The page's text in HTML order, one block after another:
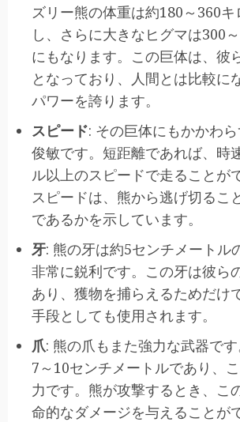
ズリー熊の体重は約180～360キ
し、さらに大きなヒグマは300
にもなります。この巨体は、彼
となっており、人間とは比較に
パワーを誇ります。
スピード: その巨体にもかかわ
俊敏です。短距離であれば、時
ル以上のスピードで走ることが
スピードは、熊から逃げ切るこ
であるかを示しています。
牙: 熊の牙は約5センチメートル
非常に鋭利です。この牙は彼ら
あり、獲物を捕らえるためだけ
手段としても使用されます。
爪: 熊の爪もまた強力な武器で
7～10センチメートルであり、
力です。熊が攻撃するとき、こ
命的なダメージを与えることが